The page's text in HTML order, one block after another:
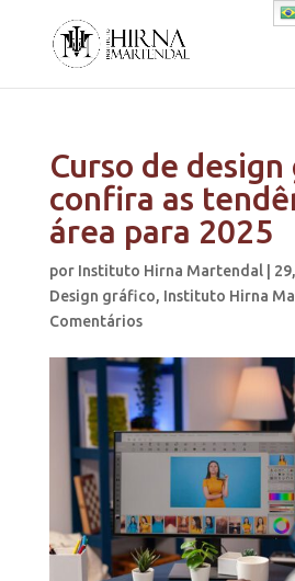
Curso de
confira as
área para 2025
por Instituto Hirna Martendal|
Design gráfico, Instituto Hirna
Comentários